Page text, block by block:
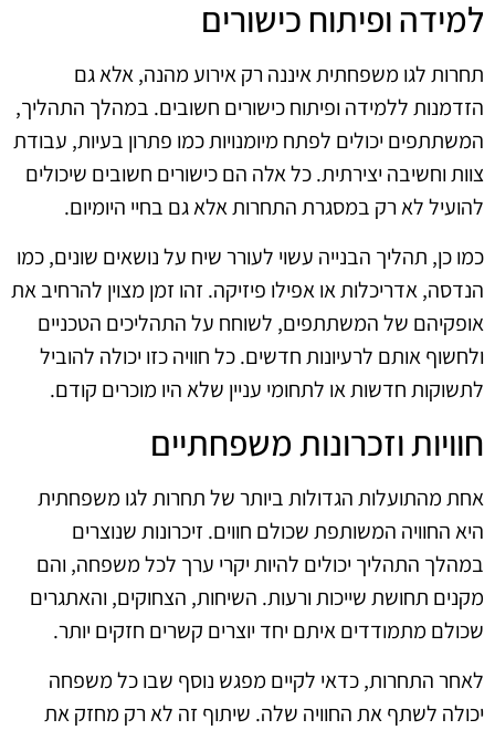
למידה ופיתוח כישורים
תחרות לגו משפחתית איננה רק אירוע מהנה, אלא גם
הזדמנות ללמידה ופיתוח כישורים חשובים. במהלך התהליך,
המשתתפים יכולים לפתח מיומנויות כמו פתרון בעיות, עבודת
צוות וחשיבה יצירתית. כל אלה הם כישורים חשובים שיכולים
להועיל לא רק במסגרת התחרות אלא גם בחיי היומיום.
כמו כן, תהליך הבנייה עשוי לעורר שיח על נושאים שונים, כמו
הנדסה, אדריכלות או אפילו פיזיקה. זהו זמן מצוין להרחיב את
אופקיהם של המשתתפים, לשוחח על התהליכים הטכניים
ולחשוף אותם לרעיונות חדשים. כל חוויה כזו יכולה להוביל
לתשוקות חדשות או לתחומי עניין שלא היו מוכרים קודם.
חוויות וזכרונות משפחתיים
אחת מהתועלות הגדולות ביותר של תחרות לגו משפחתית
היא החוויה המשותפת שכולם חווים. זיכרונות שנוצרים
במהלך התהליך יכולים להיות יקרי ערך לכל משפחה, והם
מקנים תחושת שייכות ורעות. השיחות, הצחוקים, והאתגרים
שכולם מתמודדים איתם יחד יוצרים קשרים חזקים יותר.
לאחר התחרות, כדאי לקיים מפגש נוסף שבו כל משפחה
יכולה לשתף את החוויה שלה. שיתוף זה לא רק מחזק את